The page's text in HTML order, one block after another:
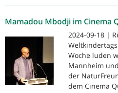
Mamadou Mbodji im Cinema
2024-09-18 |
Woche luden
Mannheim
der
dem Cinema